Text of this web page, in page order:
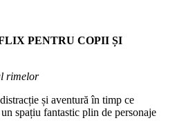
PENTRU COPII ȘI
rimelor
și aventură în timp ce
spațiu fantastic plin de personaje